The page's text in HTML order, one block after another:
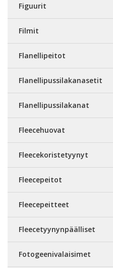
Figuurit
Filmit
Flanellipeitot
Flanellipussilakanasetit
Flanellipussilakanat
Fleecehuovat
Fleecekoristetyynyt
Fleecepeitot
Fleecepeitteet
Fleecetyynynpäälliset
Fotogeenivalaisimet